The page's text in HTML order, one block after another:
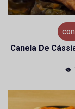
Canela De